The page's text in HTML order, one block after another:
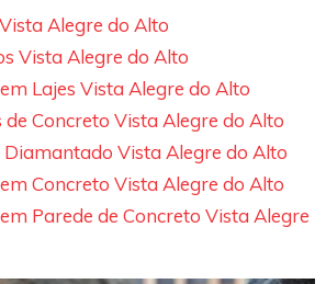
Alegre do Alto
Vista Alegre do Alto
Lajes Vista Alegre do Alto
de Concreto Vista Alegre do Alto
Diamantado Vista Alegre do Alto
Concreto Vista Alegre do Alto
Parede de Concreto Vista Alegre